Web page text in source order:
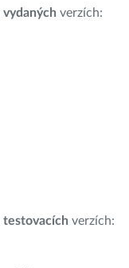
vydaných verzích:
testovacích verzích: